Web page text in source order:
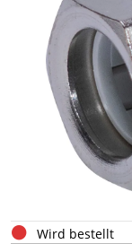
Wird bestellt